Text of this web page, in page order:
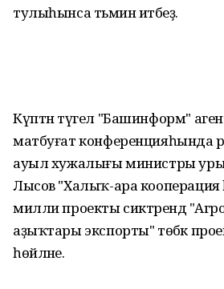
тулыһынса тәьмин итәбеҙ.
Күптән түгел "Башинформ"
матбуғат конференцияһында
ауыл хужалығы министры
Лысов "Халыҡ-ара кооперация
милли проекты сиктәрендә
аҙыҡтары экспорты" төбәк
һөйләне.